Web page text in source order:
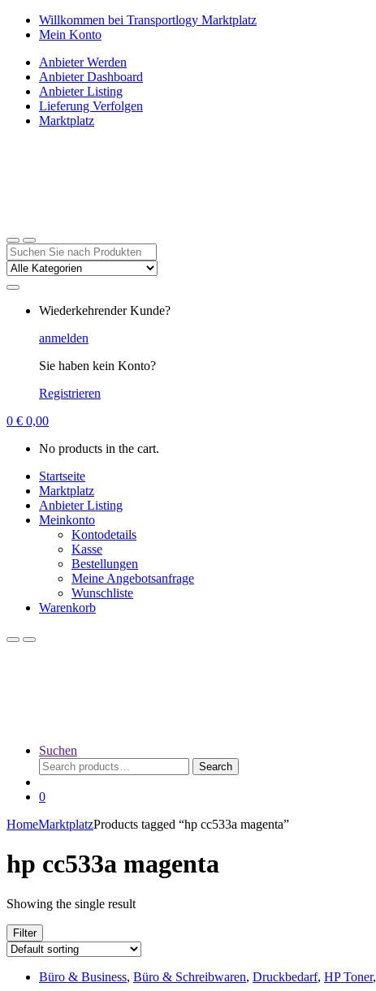
Navigation
Zum
Inhalt
Willkommen bei Transportlogy Marktplatz
Mein Konto
Anbieter Werden
Anbieter Dashboard
Anbieter Listing
Lieferung Verfolgen
Marktplatz
Suchen
nach:
Wiederkehrender Kunde?
anmelden
Sie haben kein Konto?
Registrieren
0 € 0,00
No products in the cart.
Startseite
Marktplatz
Anbieter Listing
Meinkonto
Kontodetails
Kasse
Bestellungen
Meine Angebotsanfrage
Wunschliste
Warenkorb
Suchen
Search
for:
Search
0
HomeMarktplatzProducts tagged “hp cc533a magenta”
hp cc533a magenta
Showing the single result
Filter
Büro & Business, Büro & Schreibwaren, Druckbedarf, HP Toner,